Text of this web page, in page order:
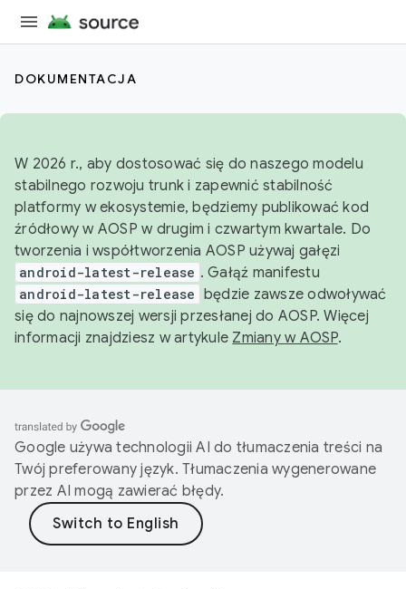
DOKUMENTACJA
W 2026 r., aby dostosować się do naszego modelu
stabilnego rozwoju trunk i zapewnić stabilność
platformy w ekosystemie, będziemy publikować kod
źródłowy w AOSP w drugim i czwartym kwartale. Do
tworzenia i współtworzenia AOSP używaj gałęzi
android-latest-release . Gałąź manifestu
android-latest-release będzie zawsze odwoływać
się do najnowszej wersji przesłanej do AOSP. Więcej
informacji znajdziesz w artykule Zmiany w AOSP.
Google używa technologii AI do tłumaczenia treści na
Twój preferowany język. Tłumaczenia wygenerowane
przez AI mogą zawierać błędy.